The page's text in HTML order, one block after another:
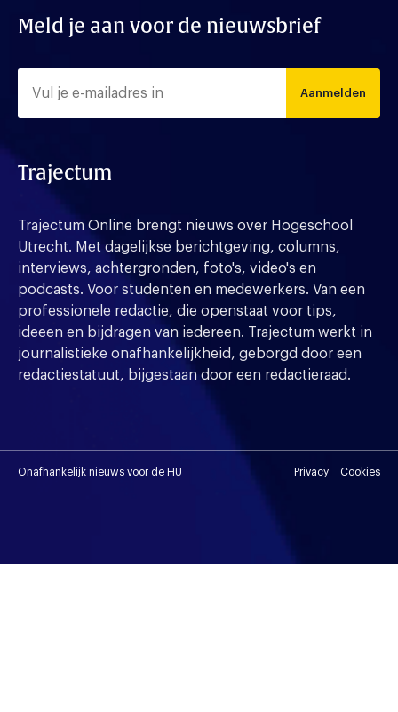
Meld je aan voor de nieuwsbrief
Aanmelden
Trajectum
Trajectum Online brengt nieuws over Hogeschool
Utrecht. Met dagelijkse berichtgeving, columns,
interviews, achtergronden, foto's, video's en
podcasts. Voor studenten en medewerkers. Van een
professionele redactie, die openstaat voor tips,
ideeen en bijdragen van iedereen. Trajectum werkt in
journalistieke onafhankelijkheid, geborgd door een
redactiestatuut, bijgestaan door een redactieraad.
Onafhankelijk nieuws voor de HU Privacy Cookies